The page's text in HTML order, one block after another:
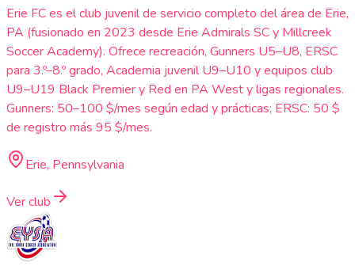
Erie FC es el club juvenil de servicio completo del área de Erie,
PA (fusionado en 2023 desde Erie Admirals SC y Millcreek
Soccer Academy). Ofrece recreación, Gunners U5–U8, ERSC
para 3.º–8.º grado, Academia juvenil U9–U10 y equipos club
U9–U19 Black Premier y Red en PA West y ligas regionales.
Gunners: 50–100 $/mes según edad y prácticas; ERSC: 50 $
de registro más 95 $/mes.
Erie, Pennsylvania
Ver club